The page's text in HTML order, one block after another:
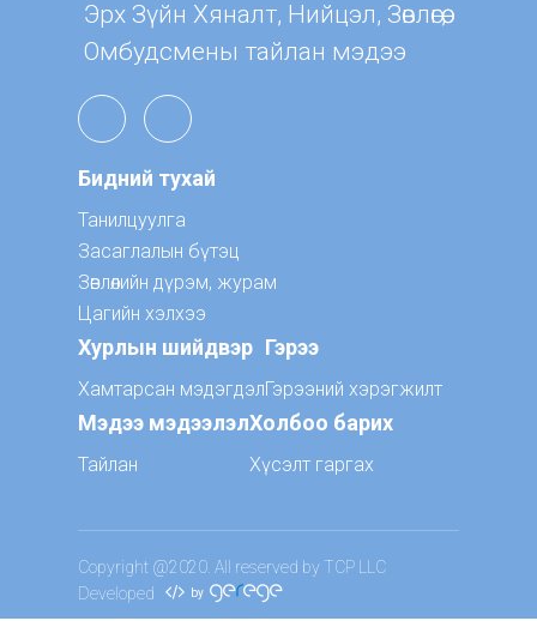
Эрх Зүйн Хяналт, Нийцэл, Зөвлөгөө,
Омбудсмены тайлан мэдээ
Бидний тухай
Танилцуулга
Засаглалын бүтэц
Зөвлөлийн дүрэм, журам
Цагийн хэлхээ
Хурлын шийдвэр
Хамтарсан мэдэгдэл
Гэрээ
Гэрээний хэрэгжилт
Мэдээ мэдээлэл
Тайлан
Холбоо барих
Хүсэлт гаргах
Copyright @2020. All reserved by TCP LLC
Developed
by